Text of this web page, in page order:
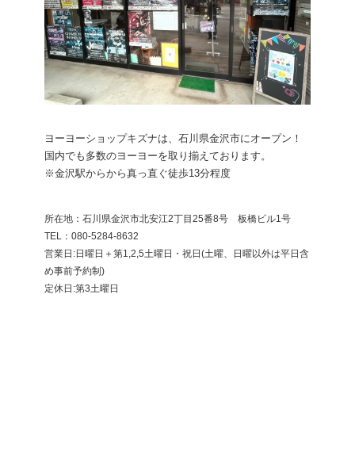
ヨーヨーショップキズナは、石川県金沢市にオープン！
国内でも多数のヨーヨーを取り揃えております。
※金沢駅からから真っ直ぐ徒歩13分程度
所在地：石川県金沢市北安江2丁目25番8号 板橋ビル1号
​TEL：080-5284-8632
営業日:日曜日＋第1,2,5土曜日・祝日(土曜、日曜以外は平日含
め事前予約制)
定休日:第3土曜日